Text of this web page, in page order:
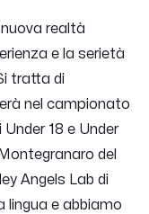
realtà
e la serietà
tratta di
nel campionato
18 e Under
del
Angels Lab di
lingua e abbiamo